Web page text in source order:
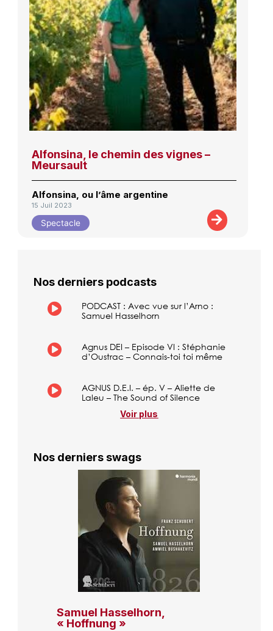
Alfonsina, le chemin des vignes –
Meursault
Alfonsina, ou l’âme argentine
15 Juil 2023
Spectacle
Nos derniers podcasts
PODCAST : Avec vue sur l’Arno :
Samuel Hasselhorn
Agnus DEI – Episode VI : Stéphanie
d’Oustrac – Connais-toi toi même
AGNUS D.E.I. – ép. V – Aliette de
Laleu – The Sound of Silence
Voir plus
Nos derniers swags
Samuel Hasselhorn,
« Hoffnung »